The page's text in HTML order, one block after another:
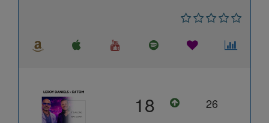
18 26